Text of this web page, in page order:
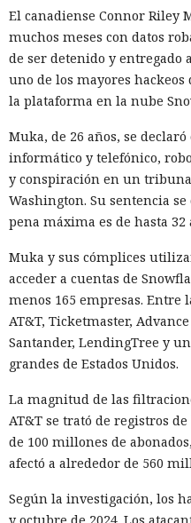
Los desarrolladores, que
repentinos de Node.js al
pudieron respirar más
del conocido mensaje
resentó la versión 16.3 — la
importante desde octubre de
de memoria RAM en
acelera el renderizado y el
aporta el empaquetador
2022 sustituye
En la nueva versión están
disco y el desplazamiento de
instancia con 50 rutas
alrededor de 840
El canadiense Connor Riley
muchos meses con datos
de ser detenido y entregado
uno de los mayores
la plataforma en la nube
Muka, de 26 años, se
informático y telefónico,
y conspiración en un
Washington. Su sentencia
pena máxima es de hasta
Muka y sus cómplices
acceder a cuentas de
menos 165 empresas. Entre
AT&T, Ticketmaster,
Santander, LendingTree y
grandes de Estados Unidos.
La magnitud de las
AT&T se trató de registros
de 100 millones de
afectó a alrededor de 560
Según la investigación, los